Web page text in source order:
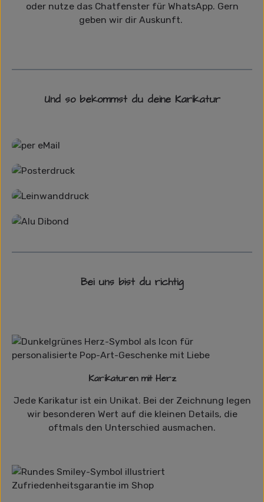
oder nutze das Chatfenster für WhatsApp. Gern
geben wir dir Auskunft.
Und so bekommst du deine Karikatur
Bei uns bist du richtig
Karikaturen mit Herz
Jede Karikatur ist ein Unikat. Bei der Zeichnung legen
wir besonderen Wert auf die kleinen Details, die
oftmals den Unterschied ausmachen.